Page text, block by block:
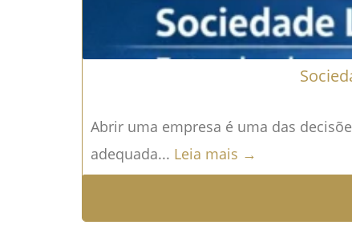
Abrir uma empresa é uma das
adequada... Leia mais →